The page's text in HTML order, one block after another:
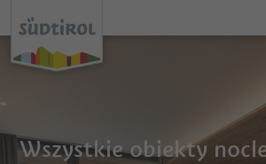
Wszystkie obiekty